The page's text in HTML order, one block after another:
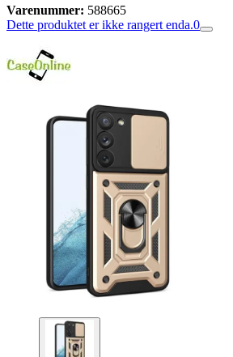
Varenummer: 588665
Dette produktet er ikke rangert enda.0